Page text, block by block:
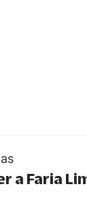
a Faria